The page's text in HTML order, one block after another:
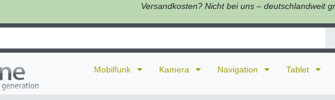
Versandkosten? Nicht bei uns – deutschlandweit
Mobilfunk Kamera Navigation Tablet